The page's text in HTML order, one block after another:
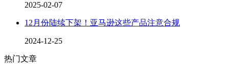
2025-02-07
12月份陆续下架！亚马逊这些产品注意合规
2024-12-25
热门文章